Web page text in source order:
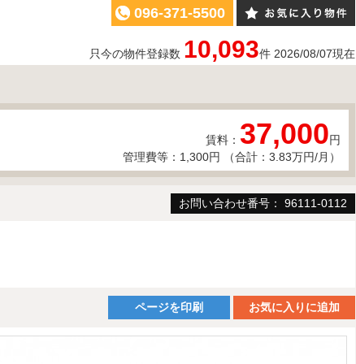
096-371-5500
只今の物件登録数 10,093件 2026/08/07現在
賃料： 37,000円
管理費等：1,300円 （合計：3.83万円/月）
お問い合わせ番号： 96111-0112
ページを印刷 お気に入りに追加